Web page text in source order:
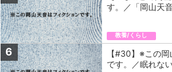
す。／「岡山天
教養/くらし
6
【#30】※この
です。／眠れな